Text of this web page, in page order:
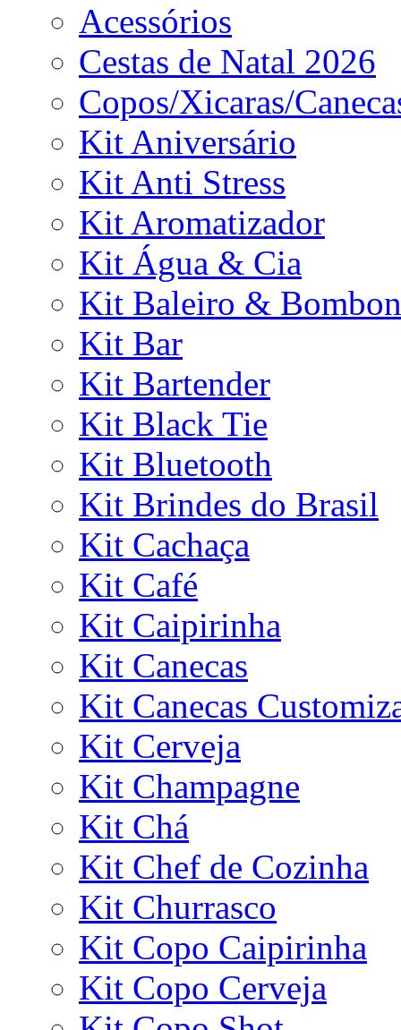
Acessórios
Cestas de Natal 2026
Copos/Xicaras/
Kit Aniversário
Kit Anti Stress
Kit Aromatizador
Kit Água & Cia
Kit Baleiro &
Kit Bar
Kit Bartender
Kit Black Tie
Kit Bluetooth
Kit Brindes do Brasil
Kit Cachaça
Kit Café
Kit Caipirinha
Kit Canecas
Kit Canecas
Kit Cerveja
Kit Champagne
Kit Chá
Kit Chef de Cozinha
Kit Churrasco
Kit Copo Caipirinha
Kit Copo Cerveja